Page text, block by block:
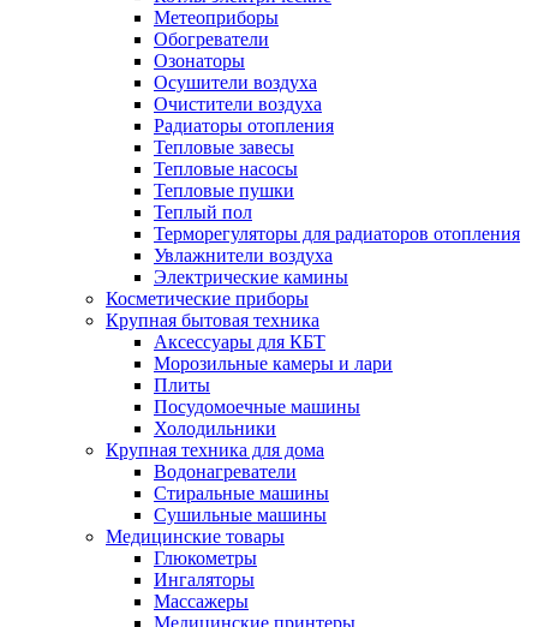
Метеоприборы
Обогреватели
Озонаторы
Осушители воздуха
Очистители воздуха
Радиаторы отопления
Тепловые завесы
Тепловые насосы
Тепловые пушки
Теплый пол
Терморегуляторы для радиаторов отопления
Увлажнители воздуха
Электрические камины
Косметические приборы
Крупная бытовая техника
Аксессуары для КБТ
Морозильные камеры и лари
Плиты
Посудомоечные машины
Холодильники
Крупная техника для дома
Водонагреватели
Стиральные машины
Сушильные машины
Медицинские товары
Глюкометры
Ингаляторы
Массажеры
Медицинские принтеры